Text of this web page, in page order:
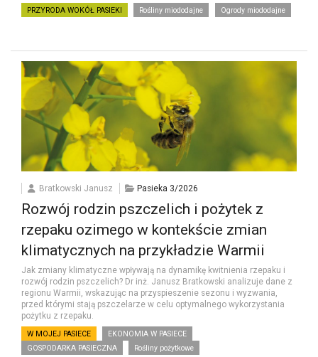
PRZYRODA WOKÓŁ PASIEKI Rośliny miododajne Ogrody miododajne
Bratkowski Janusz Pasieka 3/2026
Rozwój rodzin pszczelich i pożytek z
rzepaku ozimego w kontekście zmian
klimatycznych na przykładzie Warmii
Jak zmiany klimatyczne wpływają na dynamikę kwitnienia rzepaku i
rozwój rodzin pszczelich? Dr inż. Janusz Bratkowski analizuje dane z
regionu Warmii, wskazując na przyspieszenie sezonu i wyzwania,
przed którymi stają pszczelarze w celu optymalnego wykorzystania
pożytku z rzepaku.
W MOJEJ PASIECE
EKONOMIA W PASIECE
GOSPODARKA PASIECZNA
Rośliny pożytkowe